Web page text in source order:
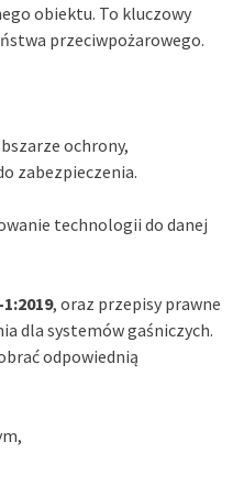
obiektu. To kluczowy
przeciwpożarowego.
ochrony,
zabezpieczenia.
technologii do danej
, oraz przepisy prawne
dla systemów gaśniczych.
odpowiednią